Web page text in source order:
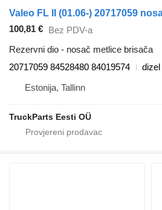
100,81 € Bez PDV-a
Rezervni dio - nosač metlice brisača
20717059 84528480 84019574
dizel
Estonija, Tallinn
TruckParts Eesti OÜ